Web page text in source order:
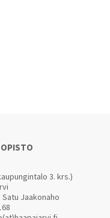
3. krs.)
Jaakonaho